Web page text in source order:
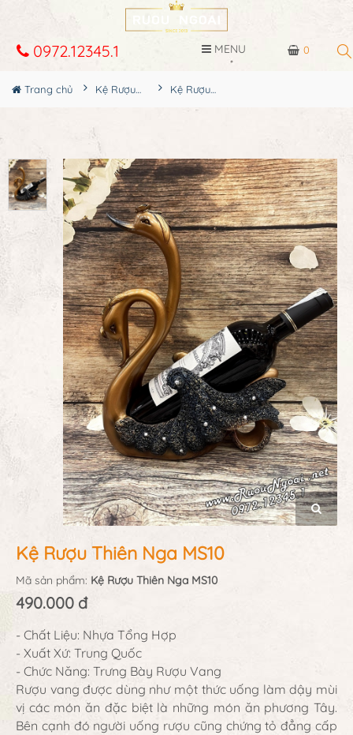
0
0972.12345.1 MENU
Trang chủ Kệ Rượu Siêu Đẹp Kệ Rượu Thiên Nga MS10
Kệ Rượu Thiên Nga MS10
Mã sản phẩm: Kệ Rượu Thiên Nga MS10
490.000 đ
- Chất Liệu: Nhựa Tổng Hợp
- Xuất Xứ: Trung Quốc
- Chức Năng: Trưng Bày Rượu Vang
Rượu vang được dùng như một thức uống làm dậy mùi
vị các món ăn đặc biệt là những món ăn phương Tây.
Bên cạnh đó người uống rượu cũng chứng tỏ đẳng cấp